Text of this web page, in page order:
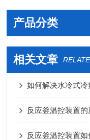
产品分类
相关文章
如何解决水冷式冷
反应釜温控装置
反应釜温控装置